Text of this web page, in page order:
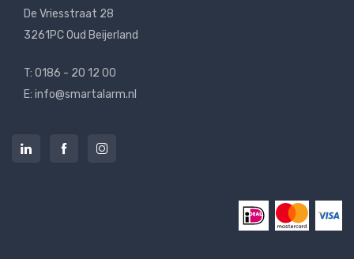
De Vriesstraat 28
3261PC Oud Beijerland
T: 0186 - 20 12 00
E: info@smartalarm.nl